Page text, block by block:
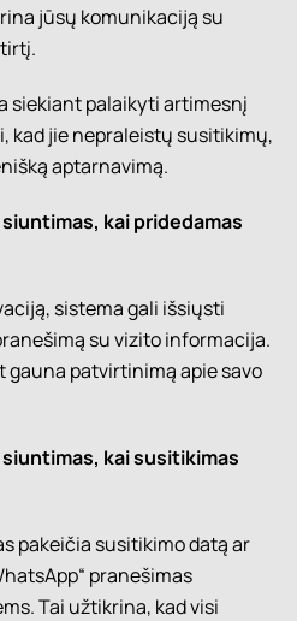
jūsų komunikaciją su
siekiant palaikyti artimesnį
kad jie nepraleistų susitikimų,
aptarnavimą.
kai pridedamas
sistema gali išsiųsti
su vizito informacija.
gauna patvirtinimą apie savo
kai susitikimas
pakeičia susitikimo datą ar
pranešimas
Tai užtikrina, kad visi